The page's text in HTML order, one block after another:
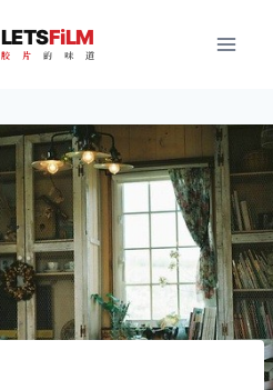
LETSFiLM
胶 片 的 味 道